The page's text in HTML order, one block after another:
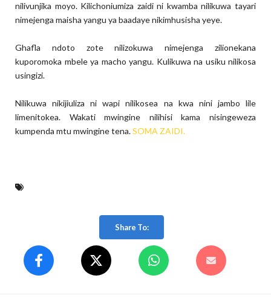
nilivunjika moyo. Kilichoniumiza zaidi ni kwamba nilikuwa tayari
nimejenga maisha yangu ya baadaye nikimhusisha yeye.
Ghafla ndoto zote nilizokuwa nimejenga zilionekana
kuporomoka mbele ya macho yangu. Kulikuwa na usiku nilikosa
usingizi.
Nilikuwa nikijiuliza ni wapi nilikosea na kwa nini jambo lile
limenitokea. Wakati mwingine nilihisi kama nisingeweza
kumpenda mtu mwingine tena.SOMA ZAIDI.
Share To: